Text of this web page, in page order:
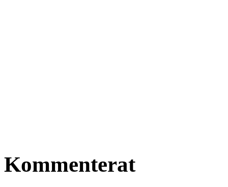
Kommenterat